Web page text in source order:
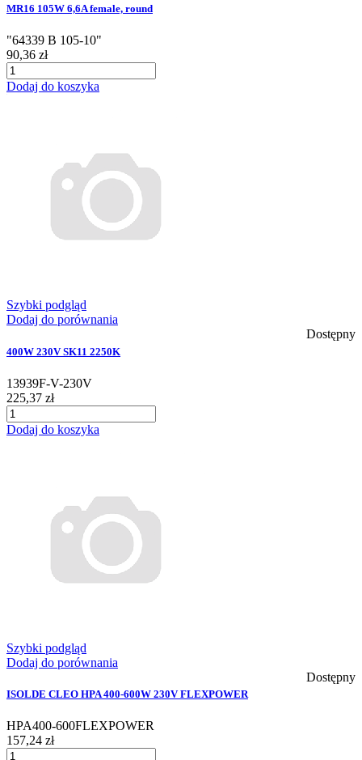
MR16 105W 6,6A female, round
"64339 B 105-10"
90,36 zł
Dodaj do koszyka
Szybki podgląd
Dodaj do porównania
Dostępny
400W 230V SK11 2250K
13939F-V-230V
225,37 zł
Dodaj do koszyka
Szybki podgląd
Dodaj do porównania
Dostępny
ISOLDE CLEO HPA 400-600W 230V FLEXPOWER
HPA400-600FLEXPOWER
157,24 zł